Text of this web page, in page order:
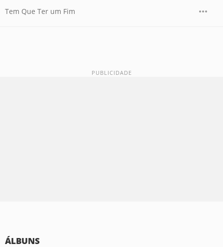
Tem Que Ter um Fim
ÁLBUNS